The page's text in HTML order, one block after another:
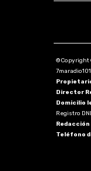
©Copyright
Director
Domicilio
Registro
Teléfono